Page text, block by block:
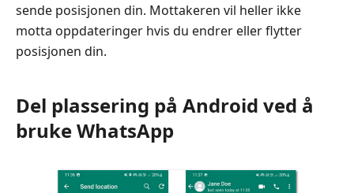
sende posisjonen din. Mottakeren vil heller ikke
motta oppdateringer hvis du endrer eller flytter
posisjonen din.
Del plassering på Android ved å
bruke WhatsApp